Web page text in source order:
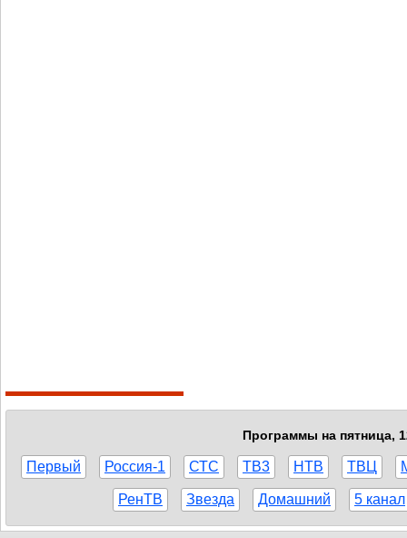
Программы на пятница,
Первый Россия-1 СТС ТВ3 НТВ ТВЦ
РенТВ Звезда Домашний 5 канал